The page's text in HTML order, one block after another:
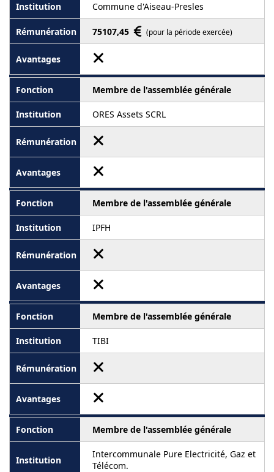
Commune d'Aiseau-Presles
75107,45 (pour la période exercée)
Membre de l'assemblée générale
ORES Assets SCRL
Membre de l'assemblée générale
IPFH
Membre de l'assemblée générale
TIBI
Membre de l'assemblée générale
Intercommunale Pure Electricité, Gaz et
Télécom.